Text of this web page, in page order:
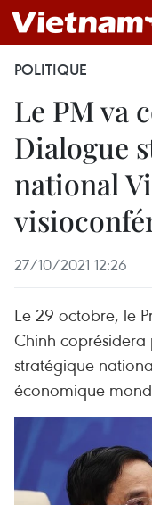
POLITIQUE
Le PM va
Dialogue
national
27/10/2021 12:26
Le 29 octobre, le
Chinh
stratégique
économique